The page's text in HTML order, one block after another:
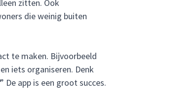
zitten. Ook
die weinig buiten
te maken. Bijvoorbeeld
iets organiseren. Denk
” De app is een groot succes.